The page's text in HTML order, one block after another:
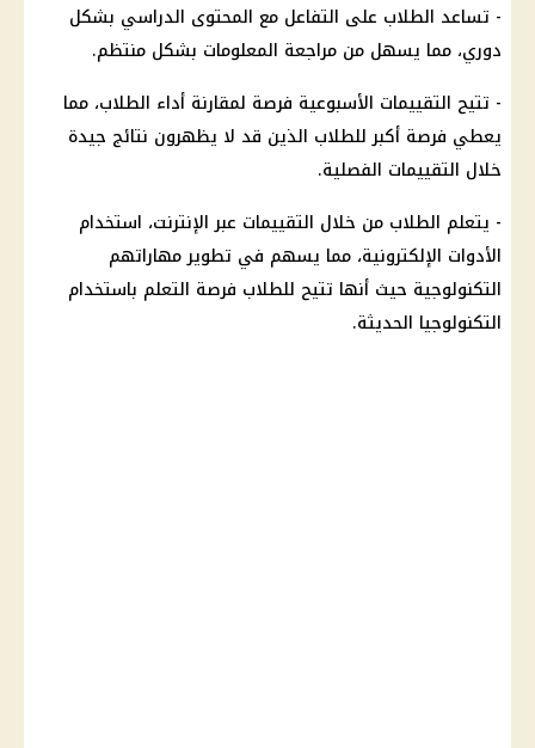
- تساعد الطلاب على التفاعل مع المحتوى الدراسي بشكل
دوري، مما يسهل من مراجعة المعلومات بشكل منتظم.
- تتيح التقييمات الأسبوعية فرصة لمقارنة أداء الطلاب، مما
يعطي فرصة أكبر للطلاب الذين قد لا يظهرون نتائج جيدة
خلال التقييمات الفصلية.
- يتعلم الطلاب من خلال التقييمات عبر الإنترنت، استخدام
الأدوات الإلكترونية، مما يسهم في تطوير مهاراتهم
التكنولوجية حيث أنها تتيح للطلاب فرصة التعلم باستخدام
التكنولوجيا الحديثة.